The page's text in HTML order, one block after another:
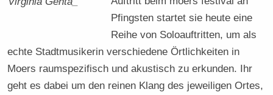
Pfingsten startet sie heute eine
Reihe von Soloauftritten, um als
echte Stadtmusikerin verschiedene Örtlichkeiten in
Moers raumspezifisch und akustisch zu erkunden. Ihr
geht es dabei um den reinen Klang des jeweiligen Ortes,